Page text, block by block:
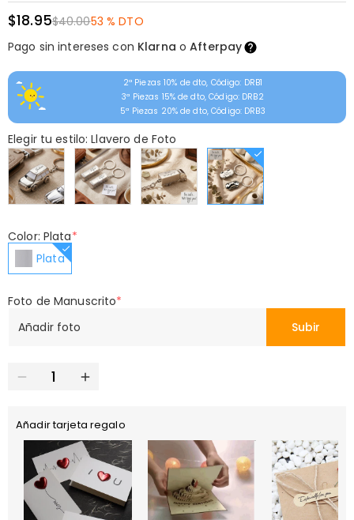
$18.95$40.0053 % DTO
Pago sin intereses con Klarna oAfterpay
2ª Piezas 10% de dto, Código: DRB1
3ª Piezas 15% de dto, Código: DRB2
5ª Piezas 20% de dto, Código: DRB3
Elegir tu estilo: Llavero de Foto
Color: Plata*
Plata
Foto de Manuscrito*
Añadir foto
Subir
Añadir tarjeta regalo